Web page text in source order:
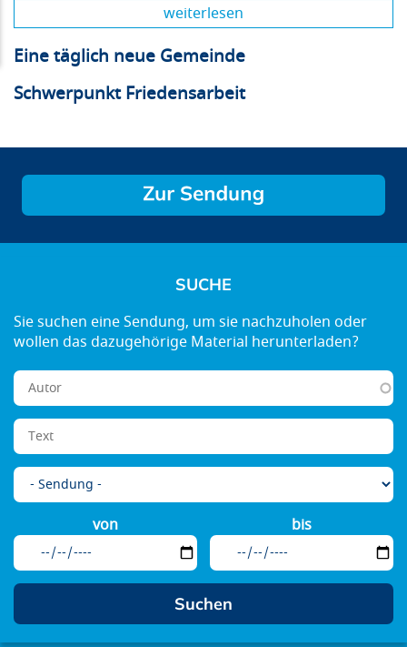
weiterlesen
Eine täglich neue Gemeinde
Schwerpunkt Friedensarbeit
SUCHE
von bis